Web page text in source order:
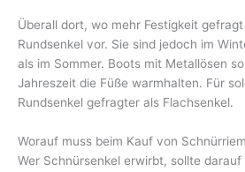
Überall dort, wo mehr Festigkeit
Rundsenkel vor. Sie sind jedoch im
als im Sommer. Boots mit Metallösen
Jahreszeit die Füße warmhalten. Für
Rundsenkel gefragter als Flachsenkel.
Worauf muss beim Kauf von
Wer Schnürsenkel erwirbt, sollte